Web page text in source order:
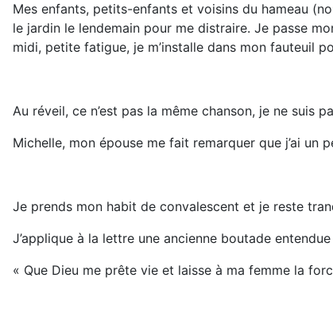
Mes enfants, petits-enfants et voisins du hameau
le jardin le lendemain pour me distraire. Je passe
midi, petite fatigue, je m’installe dans mon fauteuil
Au réveil, ce n’est pas la même chanson, je ne suis
Michelle, mon épouse me fait remarquer que j’ai
Je prends mon habit de convalescent et je reste
J’applique à la lettre une ancienne boutade
« Que Dieu me prête vie et laisse à ma femme la